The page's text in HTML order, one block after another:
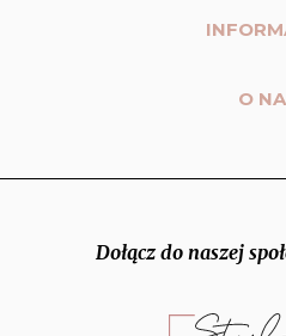
O
Dołącz do naszej